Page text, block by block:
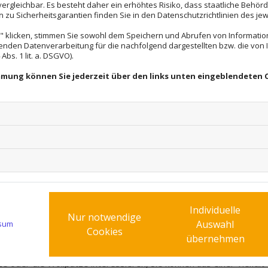
aus Ihren Wänden buchstäblich Schmuckstücke. Hier
Lassen Sie sich zunächst beraten, wenn diese Art der
auch für Sie eine interessante und originelle Lösung gibt.
SCHMUCKTECHNIKEN
Effekte und, wenn man so will, für Tiefe. Das ist
sie die Wände eher dreidimensional wirken lassen, ihnen
oder Spachteltechniken angeboten, die für
dank der Wischtechnik ist dies ein Leichtes!
FÜR ERSTAUNLICHE EFFEKTE
auch gezielte Tupftechniken oder Spachteltechniken
Kunstwerke, die sich ideal als Hintergrund für Regale oder
die Wollputze interessieren, Sie können aus einer Vielfalt
Es besteht daher ein erhöhtes Risiko, dass staatliche
Sicherheitsgarantien finden Sie in den Datenschutzrichtlinien des
klicken, stimmen Sie sowohl dem Speichern und Abrufen von
Datenverarbeitung für die nachfolgend dargestellten bzw. die
1 lit. a. DSGVO).
können Sie jederzeit über den links unten eingeblendeten
Nur notwendige
Cookies
Individuelle
Auswahl
übernehmen